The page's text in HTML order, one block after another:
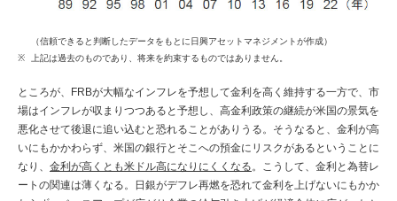
（信頼できると判断したデータをもとに日興アセットマネジメントが作成）
上記は過去のものであり、将来を約束するものではありません。
ところが、FRBが大幅なインフレを予想して金利を高く維持する一方で、市
場はインフレが収まりつつあると予想し、高金利政策の継続が米国の景気を
悪化させて後退に追い込むと恐れることがありうる。そうなると、金利が高
いにもかかわらず、米国の銀行とそこへの預金にリスクがあるということに
なり、 金利が高くとも米ドル高になりにくくなる。こうして、金利と為替レ
ートの関連は薄くなる。日銀がデフレ再燃を恐れて金利を上げないにもかか